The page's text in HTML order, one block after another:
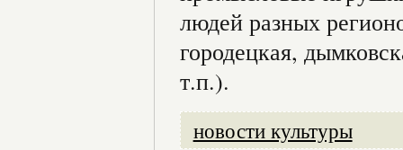
людей разных
городецкая,
т.п.).
новости культуры